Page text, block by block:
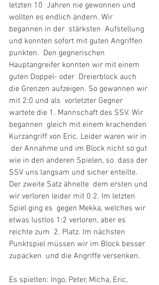
letzten 10  Jahren nie gewonnen und
wollten es endlich ändern. Wir
begannen in der  stärksten  Aufstellung
und konnten sofort mit guten Angriffen
punkten.  Den gegnerischen
Hauptangreifer konnten wir mit einem
guten Doppel- oder  Dreierblock auch
die Grenzen aufzeigen. So gewannen wir
mit 2:0 und als  vorletzter Gegner
wartete die 1. Mannschaft des SSV. Wir
begannen  gleich mit einem krachenden
Kurzangriff von Eric. Leider waren wir in
der Annahme und im Block nicht so gut
wie in den anderen Spielen, so  dass der
SSV uns langsam und sicher enteilte.
Der zweite Satz ähnelte  dem ersten und
wir verloren leider mit 0:2. Im letzten
Spiel ging es  gegen Mekka, welches wir
etwas lustlos 1:2 verloren, aber es
reichte zum  2. Platz. Im nächsten
Punktspiel müssen wir im Block besser
zupacken  und die Angriffe versenken.
Es spielten: Ingo, Peter, Micha, Eric,